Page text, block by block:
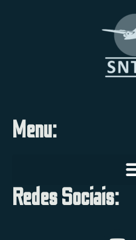
Menu:
Redes Sociais: